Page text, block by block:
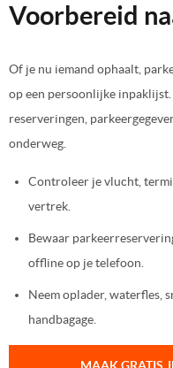
Voorbereid
Of je nu iemand ophaalt,
op een persoonlijke
reserveringen,
onderweg.
Controleer je vlucht,
vertrek.
Bewaar
offline op je telefoon.
Neem oplader, waterfles,
handbagage.